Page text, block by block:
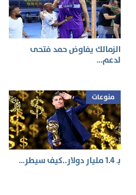
الزمالك يفاوض حمد فتحى
لدعم…
منوعات
بـ 1.4 مليار دولار..كيف سيطر…